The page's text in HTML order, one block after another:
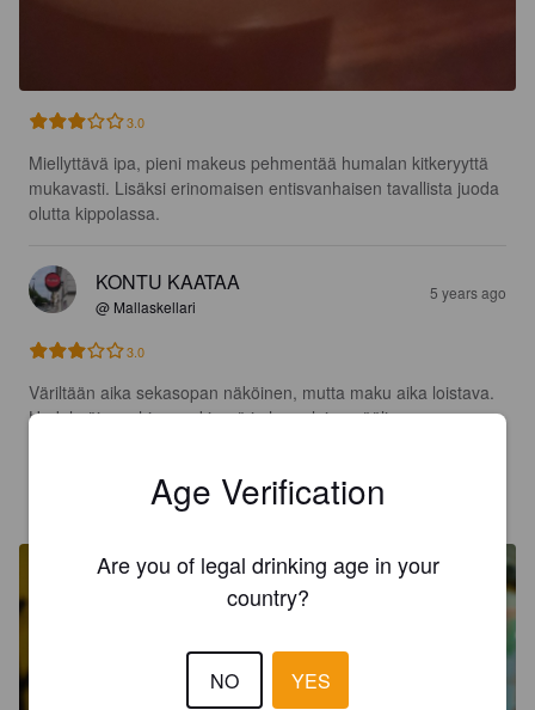
3.0
Miellyttävä ipa, pieni makeus pehmentää humalan kitkeryyttä
mukavasti. Lisäksi erinomaisen entisvanhaisen tavallista juoda
olutta kippolassa.
KONTU KAATAA
@ Mallaskellari
5 years ago
3.0
Väriltään aika sekasopan näköinen, mutta maku aika loistava.
Hedelmäinen, hieman kirpeä ja humalainen ööli.
NAEZAE
@ Pien Shop & Bar
Age Verification
Are you of legal drinking age in your
country?
NO YES